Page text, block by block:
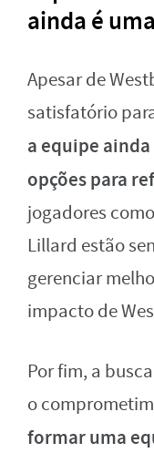
ainda é
Apesar de
satisfatório
a equipe
opções para
jogadores como
Lillard estão
gerenciar
impacto de
Por fim, a
o
formar uma